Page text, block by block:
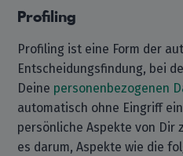
Profiling
Profiling ist eine Form der
Entscheidungsfindung, bei
Deine personenbezogenen
automatisch ohne Eingriff
persönliche Aspekte von Dir
es darum, Aspekte wie die